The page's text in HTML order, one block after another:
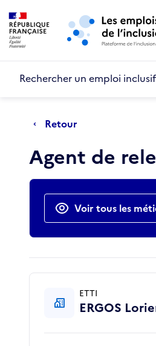
Aller au menu principal
Rechercher un emploi inclusif
Retour
Agent de
Actions rapides
Voir tous les
ETTI
ERGOS